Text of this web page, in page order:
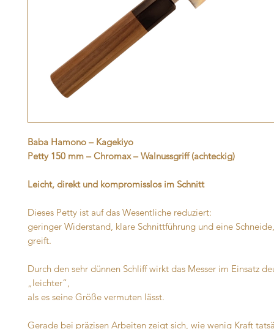
Baba Hamono – Kagekiyo
Petty 150 mm – Chromax – Walnussgriff (achteckig)
Leicht, direkt und kompromisslos im Schnitt
Dieses Petty ist auf das Wesentliche reduziert:
geringer Widerstand, klare Schnittführung und eine
greift.
Durch den sehr dünnen Schliff wirkt das Messer im Einsatz
„leichter“,
als es seine Größe vermuten lässt.
Gerade bei präzisen Arbeiten zeigt sich, wie wenig Kraft